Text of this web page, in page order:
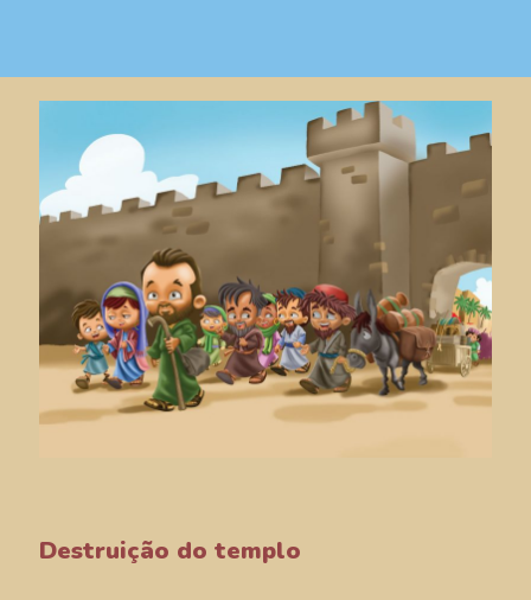
Destruição do templo